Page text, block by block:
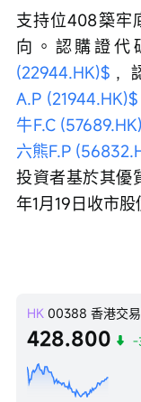
支持位408築牢
向。認購證代
(22944.HK)$ ，
A.P (21944.HK)$
牛F.C
六熊F.P
投資者基於其優
年1月19日收市
HK 00388 香港交
428.800 -